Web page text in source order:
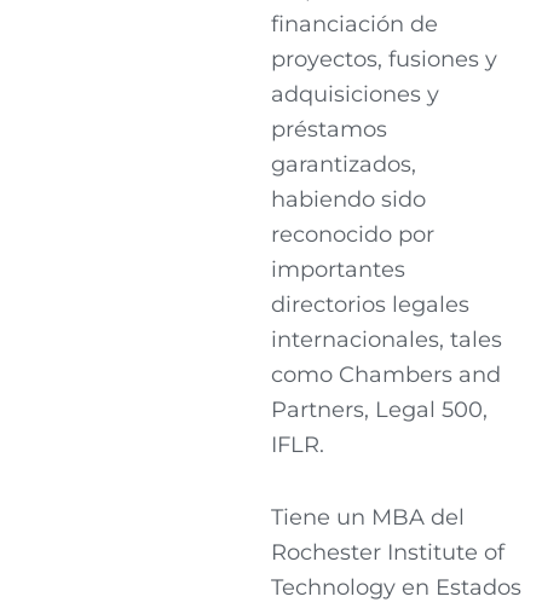
financiación de
proyectos, fusiones y
adquisiciones y
préstamos
garantizados,
habiendo sido
reconocido por
importantes
directorios legales
internacionales, tales
como Chambers and
Partners, Legal 500,
IFLR.
Tiene un MBA del
Rochester Institute of
Technology en Estados